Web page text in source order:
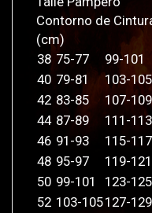
Contorno de
(cm)
38 75-77
99-101
40 79-81
103-105
42 83-85
107-109
44 87-89
111-113
46 91-93
115-117
48 95-97
119-121
50 99-101
123-125
52 103-105127-129